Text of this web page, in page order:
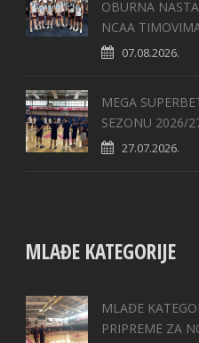
OBURNA
NCAA
07.08.2026.
MEGA
SEZONU 2026/
27.07.2026.
MLAĐE KATEGORIJE
MLAĐE
PRIPREME ZA